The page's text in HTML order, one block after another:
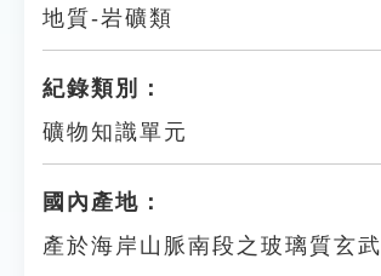
地質-岩礦類
紀錄類別：
礦物知識單元
國內產地：
產於海岸山脈南段之玻璃質玄